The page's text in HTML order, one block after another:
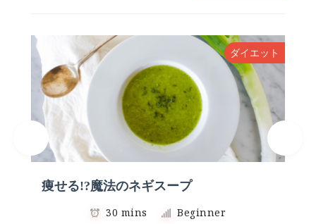
ダイエット
痩せる!?魔法のネギスープ
30 mins Beginner